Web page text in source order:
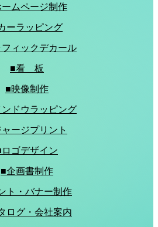
ムページ制作
ーラッピング
ィックデカール
■看 板
■映像制作
ドウラッピング
ージプリント
ロゴデザイン
■企画書制作
ト・バナー制作
ログ・会社案内